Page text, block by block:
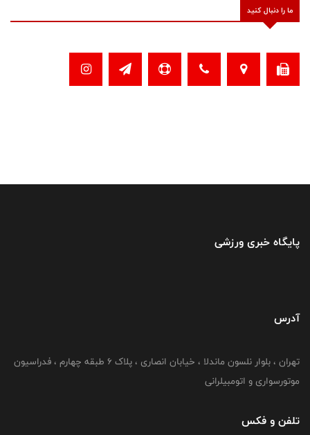
ما را دنبال کنید
پایگاه خبری ورزشی
آدرس
تهران ، بلوار نلسون ماندلا ، خیابان انصاری ، پلاک ۶ طبقه چهارم ، فدراسیون
موتورسواری و اتومبیلرانی
تلفن و فکس